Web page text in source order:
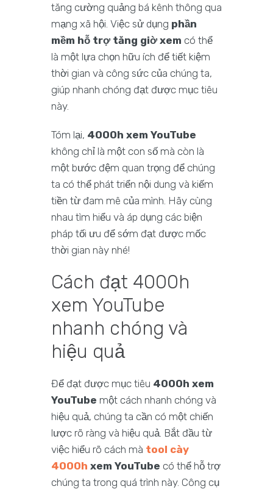
tăng cường quảng bá kênh thông qua
mạng xã hội. Việc sử dụng phần
mềm hỗ trợ tăng giờ xem có thể
là một lựa chọn hữu ích để tiết kiệm
thời gian và công sức của chúng ta,
giúp nhanh chóng đạt được mục tiêu
này.
Tóm lại, 4000h xem YouTube
không chỉ là một con số mà còn là
một bước đệm quan trọng để chúng
ta có thể phát triển nội dung và kiếm
tiền từ đam mê của mình. Hãy cùng
nhau tìm hiểu và áp dụng các biện
pháp tối ưu để sớm đạt được mốc
thời gian này nhé!
Cách đạt 4000h
xem YouTube
nhanh chóng và
hiệu quả
Để đạt được mục tiêu 4000h xem
YouTube một cách nhanh chóng và
hiệu quả, chúng ta cần có một chiến
lược rõ ràng và hiệu quả. Bắt đầu từ
việc hiểu rõ cách mà tool cày
4000h xem YouTube có thể hỗ trợ
chúng ta trong quá trình này. Công cụ